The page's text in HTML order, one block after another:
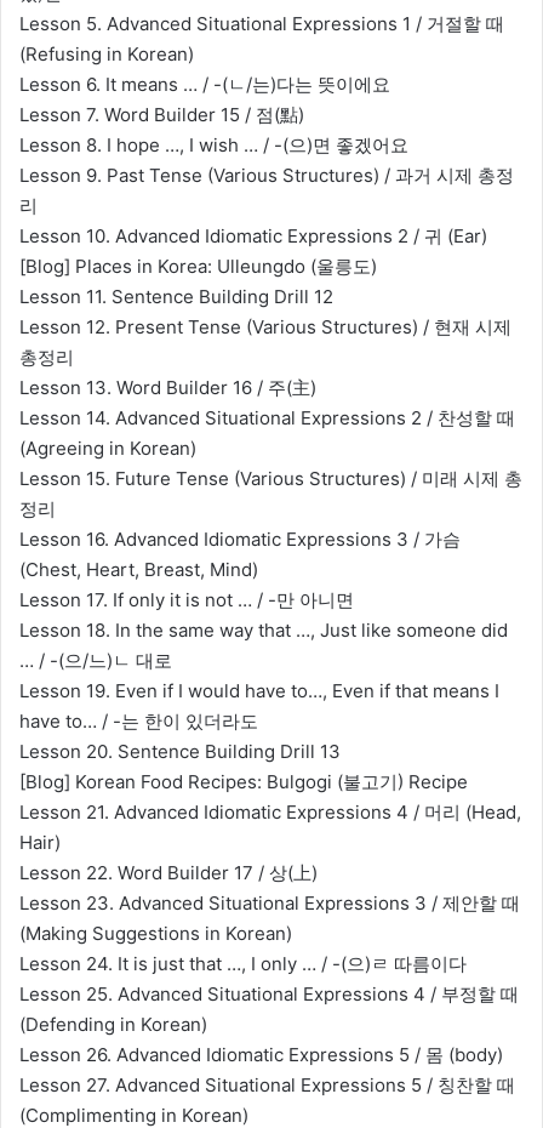
Lesson 5. Advanced Situational Expressions 1 / 거절할 때
(Refusing in Korean)
Lesson 6. It means … / -(ㄴ/는)다는 뜻이에요
Lesson 7. Word Builder 15 / 점(點)
Lesson 8. I hope …, I wish … / -(으)면 좋겠어요
Lesson 9. Past Tense (Various Structures) / 과거 시제 총정
리
Lesson 10. Advanced Idiomatic Expressions 2 / 귀 (Ear)
[Blog] Places in Korea: Ulleungdo (울릉도)
Lesson 11. Sentence Building Drill 12
Lesson 12. Present Tense (Various Structures) / 현재 시제
총정리
Lesson 13. Word Builder 16 / 주(主)
Lesson 14. Advanced Situational Expressions 2 / 찬성할 때
(Agreeing in Korean)
Lesson 15. Future Tense (Various Structures) / 미래 시제 총
정리
Lesson 16. Advanced Idiomatic Expressions 3 / 가슴
(Chest, Heart, Breast, Mind)
Lesson 17. If only it is not … / -만 아니면
Lesson 18. In the same way that …, Just like someone did
… / -(으/느)ㄴ 대로
Lesson 19. Even if I would have to…, Even if that means I
have to… / -는 한이 있더라도
Lesson 20. Sentence Building Drill 13
[Blog] Korean Food Recipes: Bulgogi (불고기) Recipe
Lesson 21. Advanced Idiomatic Expressions 4 / 머리 (Head,
Hair)
Lesson 22. Word Builder 17 / 상(上)
Lesson 23. Advanced Situational Expressions 3 / 제안할 때
(Making Suggestions in Korean)
Lesson 24. It is just that …, I only … / -(으)ㄹ 따름이다
Lesson 25. Advanced Situational Expressions 4 / 부정할 때
(Defending in Korean)
Lesson 26. Advanced Idiomatic Expressions 5 / 몸 (body)
Lesson 27. Advanced Situational Expressions 5 / 칭찬할 때
(Complimenting in Korean)